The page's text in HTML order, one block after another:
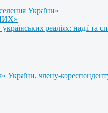
України»
реаліях: надії та
члену-